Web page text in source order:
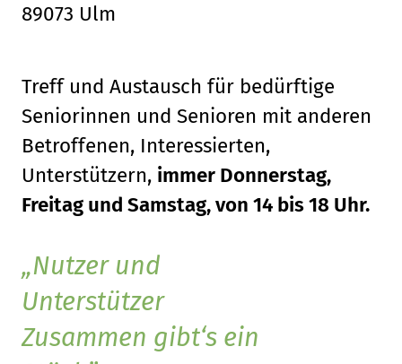
89073 Ulm
Treff und Austausch für bedürftige
Seniorinnen und Senioren mit anderen
Betroffenen, Interessierten,
Unterstützern, immer Donnerstag,
Freitag und Samstag, von 14 bis 18 Uhr.
Nutzer und
Unterstützer
Zusammen gibt‘s ein